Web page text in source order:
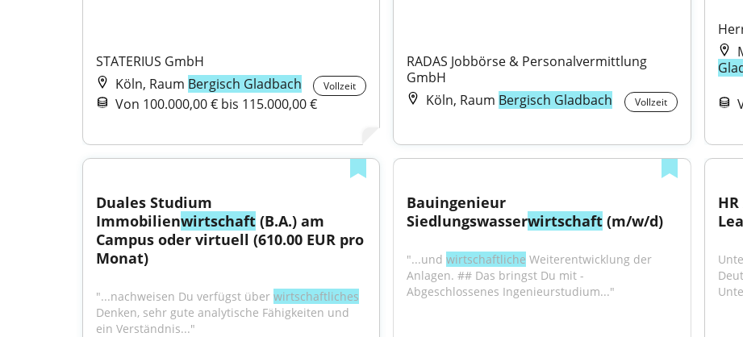
STATERIUS GmbH
Köln, Raum Bergisch Gladbach Vollzeit
Von 100.000,00 € bis 115.000,00 €
RADAS Jobbörse & Personalvermittlung
GmbH
Köln, Raum Bergisch Gladbach Vollzeit
Duales Studium
Immobilienwirtschaft (B.A.) am
Campus oder virtuell (610.00 EUR pro
Monat)
"...nachweisen Du verfügst über wirtschaftliches
Denken, sehr gute analytische Fähigkeiten und
ein Verständnis..."
Bauingenieur
Siedlungswasserwirtschaft (m/w/d)
"...und wirtschaftliche Weiterentwicklung der
Anlagen. ## Das bringst Du mit -
Abgeschlossenes Ingenieurstudium..."